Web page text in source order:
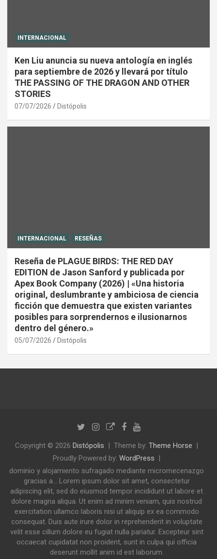
INTERNACIONAL
Ken Liu anuncia su nueva antología en inglés
para septiembre de 2026 y llevará por título
THE PASSING OF THE DRAGON AND OTHER
STORIES
07/07/2026 Distópolis
INTERNACIONAL RESEÑAS
Reseña de PLAGUE BIRDS: THE RED DAY
EDITION de Jason Sanford y publicada por
Apex Book Company (2026) | «Una historia
original, deslumbrante y ambiciosa de ciencia
ficción que demuestra que existen variantes
posibles para sorprendernos e ilusionarnos
dentro del género.»
05/07/2026 Distópolis
Copyright © 2026 Distópolis Theme by: Theme Horse
Proudly Powered by: WordPress
dominio y alojamiento sufragado mediante micromecenazgo
gracias a... Lorem ipsum dolor sit amet, consectetur
adipiscing elit, sed do eiusmod tempor incididunt ut labore et
dolore magna aliqua. Ut enim ad minim veniam, quis nostrud
exercitation ullamco laboris nisi ut aliquip ex ea commodo
consequat. Duis aute irure dolor in reprehenderit in voluptate
velit esse cillum dolore eu fugiat nulla pariatur. Excepteur sint
occaecat cupidatat non proident, sunt in culpa qui officia
deserunt mollit anim id est laborum.